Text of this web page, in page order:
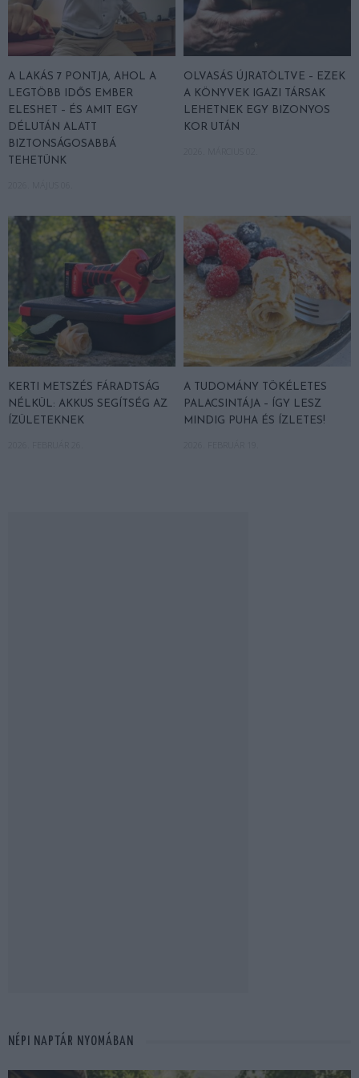
A LAKÁS 7 PONTJA, AHOL A
LEGTÖBB IDŐS EMBER
ELESHET – ÉS AMIT EGY
DÉLUTÁN ALATT
BIZTONSÁGOSABBÁ
TEHETÜNK
OLVASÁS ÚJRATÖLTVE – EZEK
A KÖNYVEK IGAZI TÁRSAK
LEHETNEK EGY BIZONYOS
KOR UTÁN
KERTI METSZÉS FÁRADTSÁG
NÉLKÜL: AKKUS SEGÍTSÉG AZ
ÍZÜLETEKNEK
A TUDOMÁNY TÖKÉLETES
PALACSINTÁJA – ÍGY LESZ
MINDIG PUHA ÉS ÍZLETES!
NÉPI NAPTÁR NYOMÁBAN